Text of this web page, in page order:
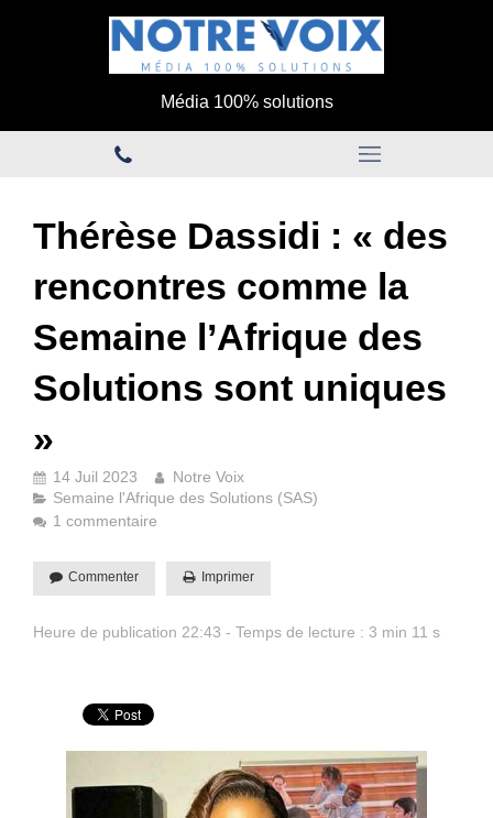
Média 100% solutions
Thérèse Dassidi : « des
rencontres comme la
Semaine l’Afrique des
Solutions sont uniques
»
14 Juil 2023
Notre Voix
Semaine l'Afrique des Solutions (SAS)
1 commentaire
Commenter Imprimer
Heure de publication 22:43 - Temps de lecture : 3 min 11 s